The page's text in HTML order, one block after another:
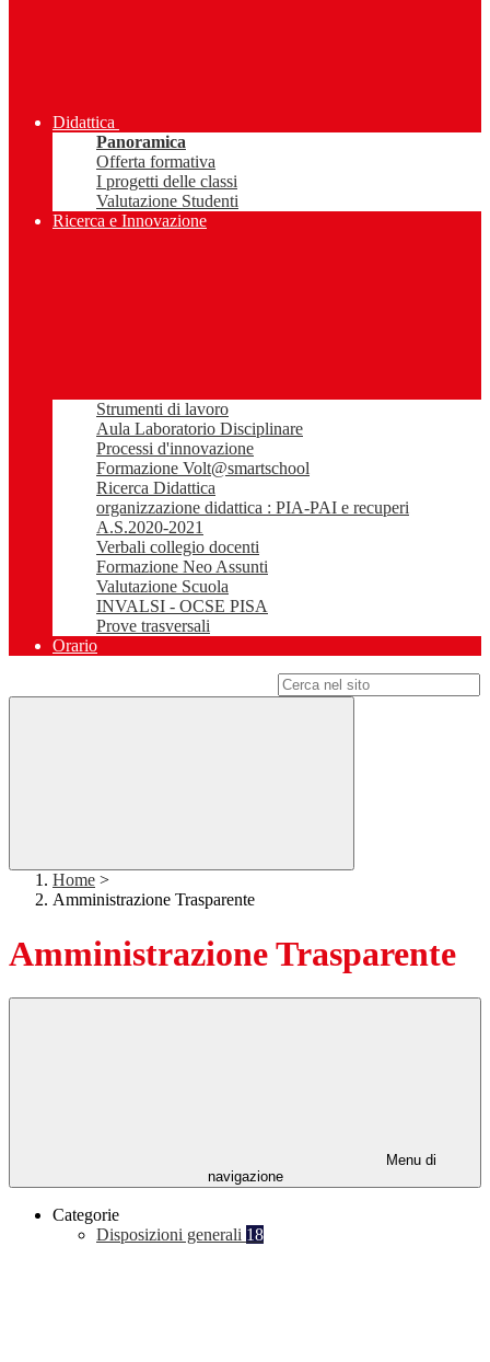
Didattica
Panoramica
Offerta formativa
I progetti delle classi
Valutazione Studenti
Ricerca e Innovazione
Strumenti di lavoro
Aula Laboratorio Disciplinare
Processi d'innovazione
Formazione Volt@smartschool
Ricerca Didattica
organizzazione didattica : PIA-PAI e recuperi
A.S.2020-2021
Verbali collegio docenti
Formazione Neo Assunti
Valutazione Scuola
INVALSI - OCSE PISA
Prove trasversali
Orario
Home >
Amministrazione Trasparente
Amministrazione Trasparente
Menu di
navigazione
Categorie
Disposizioni generali 18